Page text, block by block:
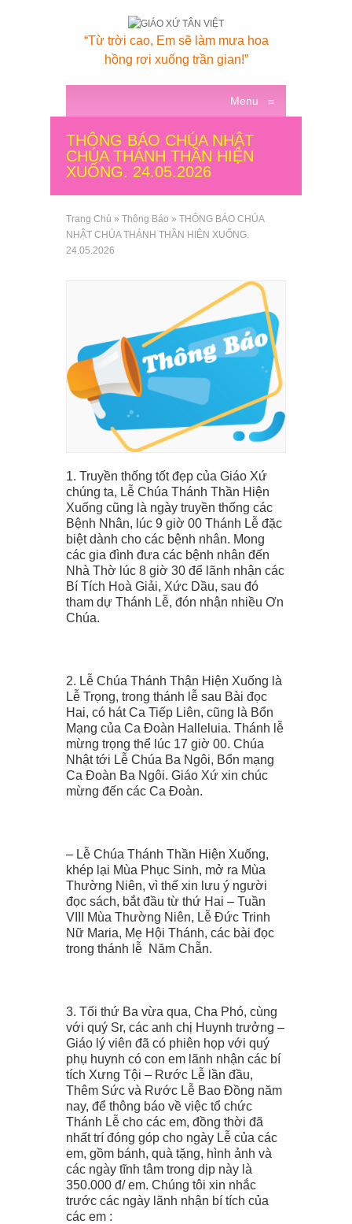
“Từ trời cao, Em sẽ làm mưa hoa
hồng rơi xuống trần gian!”
Menu ≡
THÔNG BÁO CHÚA NHẬT
CHÚA THÁNH THẦN HIỆN
XUỐNG. 24.05.2026
Trang Chủ » Thông Báo » THÔNG BÁO CHÚA
NHẬT CHÚA THÁNH THẦN HIỆN XUỐNG.
24.05.2026
1. Truyền thống tốt đẹp của Giáo Xứ
chúng ta, Lễ Chúa Thánh Thần Hiện
Xuống cũng là ngày truyền thống các
Bệnh Nhân, lúc 9 giờ 00 Thánh Lễ đặc
biệt dành cho các bệnh nhân. Mong
các gia đình đưa các bệnh nhân đến
Nhà Thờ lúc 8 giờ 30 để lãnh nhận các
Bí Tích Hoà Giải, Xức Dầu, sau đó
tham dự Thánh Lễ, đón nhận nhiều Ơn
Chúa.
2. Lễ Chúa Thánh Thận Hiện Xuống là
Lễ Trọng, trong thánh lễ sau Bài đọc
Hai, có hát Ca Tiếp Liên, cũng là Bổn
Mạng của Ca Đoàn Halleluia. Thánh lễ
mừng trọng thể lúc 17 giờ 00. Chúa
Nhật tới Lễ Chúa Ba Ngôi, Bổn mạng
Ca Đoàn Ba Ngôi. Giáo Xứ xin chúc
mừng đến các Ca Đoàn.
– Lễ Chúa Thánh Thần Hiện Xuống,
khép lại Mùa Phục Sinh, mở ra Mùa
Thường Niên, vì thế xin lưu ý người
đọc sách, bắt đầu từ thứ Hai – Tuần
VIII Mùa Thường Niên, Lễ Đức Trinh
Nữ Maria, Mẹ Hội Thánh, các bài đọc
trong thánh lễ Năm Chẵn.
3. Tối thứ Ba vừa qua, Cha Phó, cùng
với quý Sr, các anh chị Huynh trưởng –
Giáo lý viên đã có phiên họp với quý
phụ huynh có con em lãnh nhận các bí
tích Xưng Tội – Rước Lễ lần đầu,
Thêm Sức và Rước Lễ Bao Đồng năm
nay, để thông báo về việc tổ chức
Thánh Lễ cho các em, đồng thời đã
nhất trí đóng góp cho ngày Lễ của các
em, gồm bánh, quà tặng, hình ảnh và
các ngày tĩnh tâm trong dịp này là
350.000 đ/ em. Chúng tôi xin nhắc
trước các ngày lãnh nhận bí tích của
các em :